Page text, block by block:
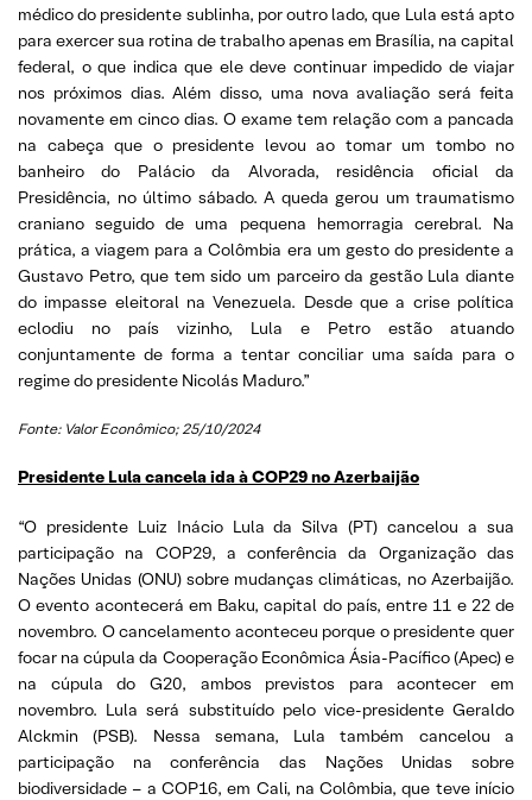
médico do presidente sublinha, por outro lado, que Lula está apto
para exercer sua rotina de trabalho apenas em Brasília, na capital
federal, o que indica que ele deve continuar impedido de viajar
nos próximos dias. Além disso, uma nova avaliação será feita
novamente em cinco dias. O exame tem relação com a pancada
na cabeça que o presidente levou ao tomar um tombo no
banheiro do Palácio da Alvorada, residência oficial da
Presidência, no último sábado. A queda gerou um traumatismo
craniano seguido de uma pequena hemorragia cerebral. Na
prática, a viagem para a Colômbia era um gesto do presidente a
Gustavo Petro, que tem sido um parceiro da gestão Lula diante
do impasse eleitoral na Venezuela. Desde que a crise política
eclodiu no país vizinho, Lula e Petro estão atuando
conjuntamente de forma a tentar conciliar uma saída para o
regime do presidente Nicolás Maduro.”
Fonte: Valor Econômico; 25/10/2024
Presidente Lula cancela ida à COP29 no Azerbaijão
“O presidente Luiz Inácio Lula da Silva (PT) cancelou a sua
participação na COP29, a conferência da Organização das
Nações Unidas (ONU) sobre mudanças climáticas, no Azerbaijão.
O evento acontecerá em Baku, capital do país, entre 11 e 22 de
novembro. O cancelamento aconteceu porque o presidente quer
focar na cúpula da Cooperação Econômica Ásia-Pacífico (Apec) e
na cúpula do G20, ambos previstos para acontecer em
novembro. Lula será substituído pelo vice-presidente Geraldo
Alckmin (PSB). Nessa semana, Lula também cancelou a
participação na conferência das Nações Unidas sobre
biodiversidade – a COP16, em Cali, na Colômbia, que teve início